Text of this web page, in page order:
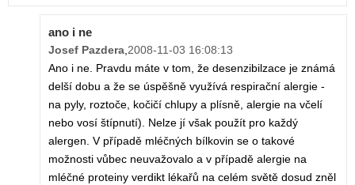
ano i ne
Josef Pazdera,2008-11-03 16:08:13
Ano i ne. Pravdu máte v tom, že desenzibilzace je známá
delší dobu a že se úspěšně využívá respirační alergie -
na pyly, roztoče, kočičí chlupy a plísně, alergie na včelí
nebo vosí štípnutí). Nelze jí však použít pro každý
alergen. V případě mléčných bílkovin se o takové
možnosti vůbec neuvažovalo a v případě alergie na
mléčné proteiny verdikt lékařů na celém světě dosud zněl